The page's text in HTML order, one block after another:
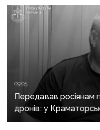
логістику
09:05
Передавав росіянам
дронів: у
адміністратора